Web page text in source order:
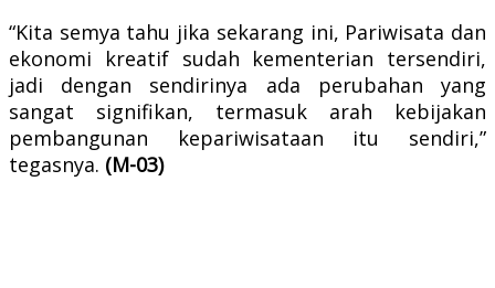
“Kita semya tahu jika sekarang ini, Pariwisata dan
ekonomi kreatif sudah kementerian tersendiri,
jadi dengan sendirinya ada perubahan yang
sangat signifikan, termasuk arah kebijakan
pembangunan kepariwisataan itu sendiri,”
tegasnya. (M-03)